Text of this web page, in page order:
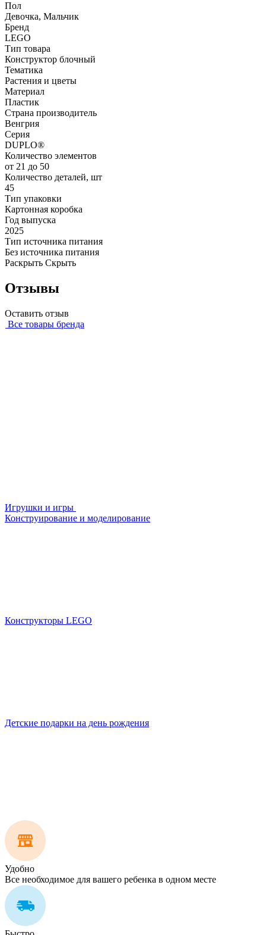
Пол
Девочка, Мальчик
Бренд
LEGO
Тип товара
Конструктор блочный
Тематика
Растения и цветы
Материал
Пластик
Страна производитель
Венгрия
Серия
DUPLO®
Количество элементов
от 21 до 50
Количество деталей, шт
45
Тип упаковки
Картонная коробка
Год выпуска
2025
Тип источника питания
Без источника питания
Раскрыть Скрыть
Отзывы
Оставить отзыв
Все товары бренда
Игрушки и игры
Конструирование и моделирование
Конструкторы LEGO
Детские подарки на день рождения
Удобно
Все необходимое для вашего ребенка в одном месте